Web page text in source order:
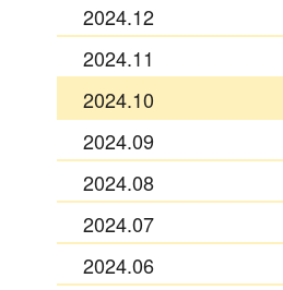
2024.12
2024.11
2024.10
2024.09
2024.08
2024.07
2024.06